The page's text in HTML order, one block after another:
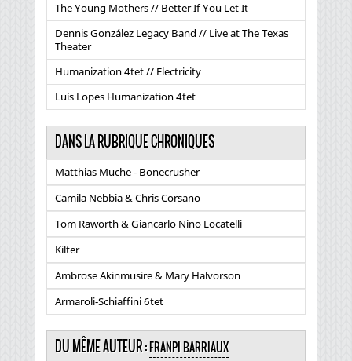
The Young Mothers // Better If You Let It
Dennis González Legacy Band // Live at The Texas
Theater
Humanization 4tet // Electricity
Luís Lopes Humanization 4tet
DANS LA RUBRIQUE CHRONIQUES
Matthias Muche - Bonecrusher
Camila Nebbia & Chris Corsano
Tom Raworth & Giancarlo Nino Locatelli
Kilter
Ambrose Akinmusire & Mary Halvorson
Armaroli-Schiaffini 6tet
DU MÊME AUTEUR :FRANPI BARRIAUX